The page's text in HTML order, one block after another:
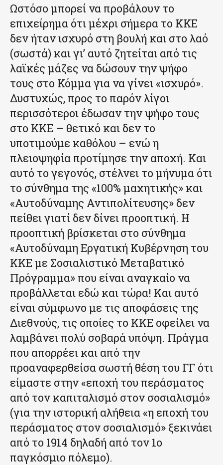
Ωστόσο μπορεί να προβάλουν το
επιχείρημα ότι μέχρι σήμερα το ΚΚΕ
δεν ήταν ισχυρό στη βουλή και στο λαό
(σωστά) και γι’ αυτό ζητείται από τις
λαϊκές μάζες να δώσουν την ψήφο
τους στο Κόμμα για να γίνει «ισχυρό».
Δυστυχώς, προς το παρόν λίγοι
περισσότεροι έδωσαν την ψήφο τους
στο ΚΚΕ – θετικό και δεν το
υποτιμούμε καθόλου – ενώ η
πλειοψηφία προτίμησε την αποχή. Και
αυτό το γεγονός, στέλνει το μήνυμα ότι
το σύνθημα της «100% μαχητικής» και
«Αυτοδύναμης Αντιπολίτευσης» δεν
πείθει γιατί δεν δίνει προοπτική. Η
προοπτική βρίσκεται στο σύνθημα
«Αυτοδύναμη Εργατική Κυβέρνηση του
ΚΚΕ με Σοσιαλιστικό Μεταβατικό
Πρόγραμμα» που είναι αναγκαίο να
προβάλλεται εδώ και τώρα! Και αυτό
είναι σύμφωνο με τις αποφάσεις της
Διεθνούς, τις οποίες το ΚΚΕ οφείλει να
λαμβάνει πολύ σοβαρά υπόψη. Πράγμα
που απορρέει και από την
προαναφερθείσα σωστή θέση του ΓΓ ότι
είμαστε στην «εποχή του περάσματος
από τον καπιταλισμό στον σοσιαλισμό»
(για την ιστορική αλήθεια «η εποχή του
περάσματος στον σοσιαλισμό» ξεκινάει
από το 1914 δηλαδή από τον 1ο
παγκόσμιο πόλεμο).